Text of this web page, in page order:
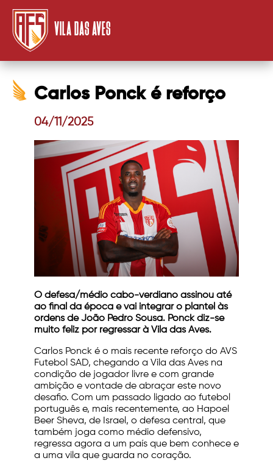
VILA DAS AVES
Carlos Ponck é reforço
04/11/2025
O defesa/médio cabo-verdiano assinou até
ao final da época e vai integrar o plantel às
ordens de João Pedro Sousa. Ponck diz-se
muito feliz por regressar à Vila das Aves.
Carlos Ponck é o mais recente reforço do AVS
Futebol SAD, chegando a Vila das Aves na
condição de jogador livre e com grande
ambição e vontade de abraçar este novo
desafio. Com um passado ligado ao futebol
português e, mais recentemente, ao Hapoel
Beer Sheva, de Israel, o defesa central, que
também joga como médio defensivo,
regressa agora a um país que bem conhece e
a uma vila que guarda no coração.